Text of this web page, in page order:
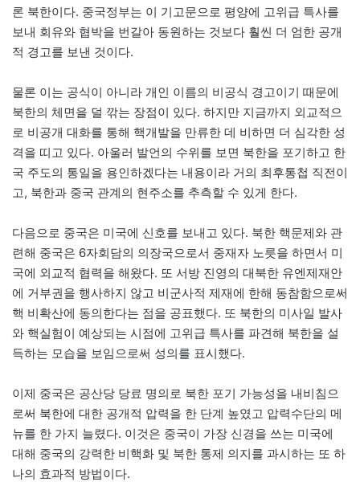
론 북한이다. 중국정부는 이 기고문으로 평양에 고위급 특사를
보내 회유와 협박을 번갈아 동원하는 것보다 훨씬 더 엄한 공개
적 경고를 보낸 것이다.
물론 이는 공식이 아니라 개인 이름의 비공식 경고이기 때문에
북한의 체면을 덜 깎는 장점이 있다. 하지만 지금까지 외교적으
로 비공개 대화를 통해 핵개발을 만류한 데 비하면 더 심각한 성
격을 띠고 있다. 아울러 발언의 수위를 보면 북한을 포기하고 한
국 주도의 통일을 용인하겠다는 내용이라 거의 최후통첩 직전이
고, 북한과 중국 관계의 현주소를 추측할 수 있게 한다.
다음으로 중국은 미국에 신호를 보내고 있다. 북한 핵문제와 관
련해 중국은 6자회담의 의장국으로서 중재자 노릇을 하면서 미
국에 외교적 협력을 해왔다. 또 서방 진영의 대북한 유엔제재안
에 거부권을 행사하지 않고 비군사적 제재에 한해 동참함으로써
핵 비확산에 동의한다는 점을 공표했다. 또 북한의 미사일 발사
와 핵실험이 예상되는 시점에 고위급 특사를 파견해 북한을 설
득하는 모습을 보임으로써 성의를 표시했다.
이제 중국은 공산당 당료 명의로 북한 포기 가능성을 내비침으
로써 북한에 대한 공개적 압력을 한 단계 높였고 압력수단의 메
뉴를 한 가지 늘렸다. 이것은 중국이 가장 신경을 쓰는 미국에
대해 중국의 강력한 비핵화 및 북한 통제 의지를 과시하는 또 하
나의 효과적 방법이다.